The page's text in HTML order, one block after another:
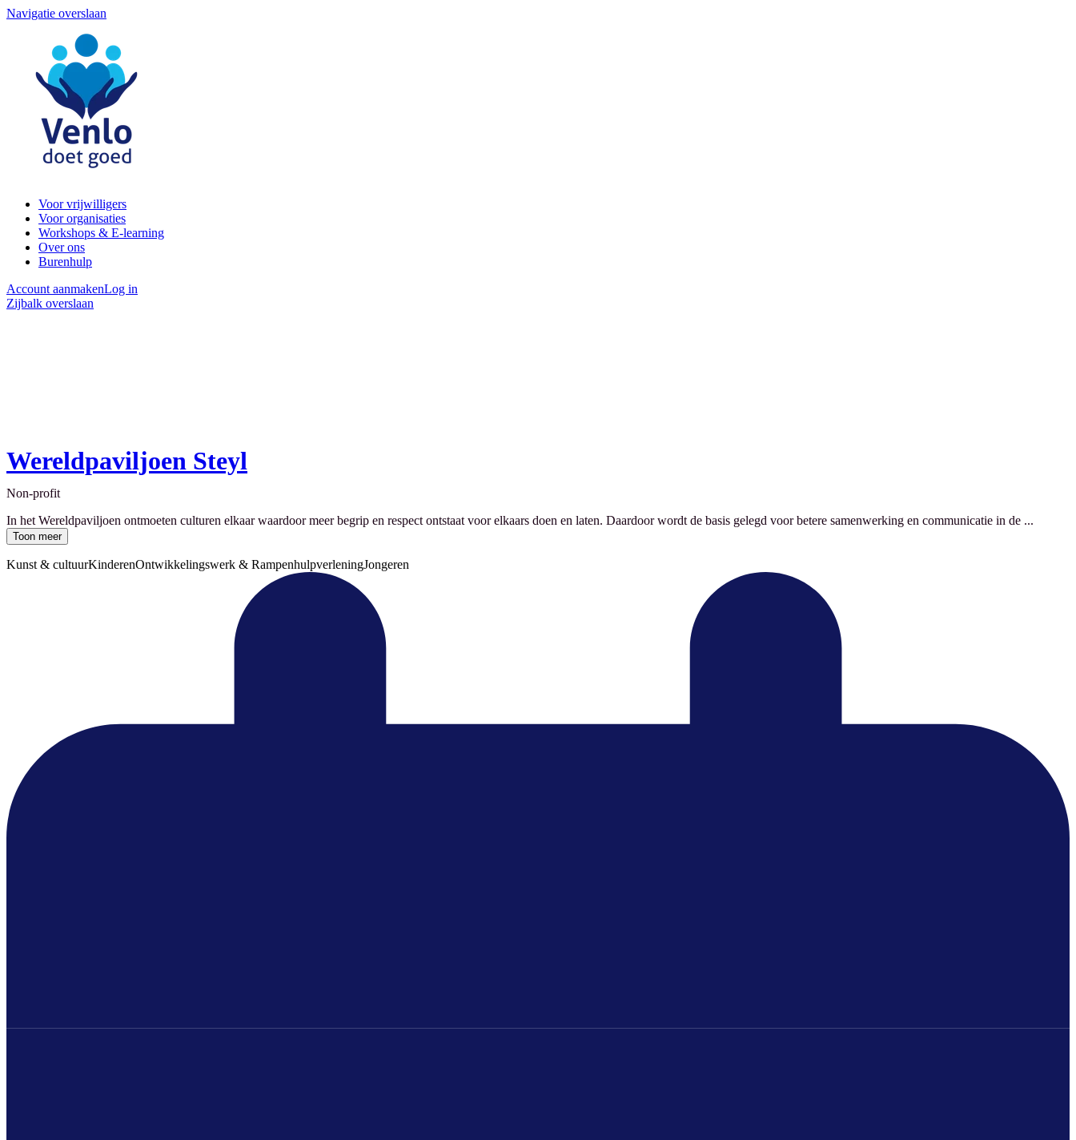
Navigatie overslaan
Voor vrijwilligers
Voor organisaties
Workshops & E-learning
Over ons
Burenhulp
Account aanmakenLog in
Zijbalk overslaan
Wereldpaviljoen Steyl
Non-profit
In het Wereldpaviljoen ontmoeten culturen elkaar waardoor meer begrip en respect ontstaat voor elkaars doen en laten. Daardoor wordt de basis gelegd voor betere samenwerking en communicatie in de ...
Toon meer
Kunst & cultuurKinderenOntwikkelingswerk & RampenhulpverleningJongeren